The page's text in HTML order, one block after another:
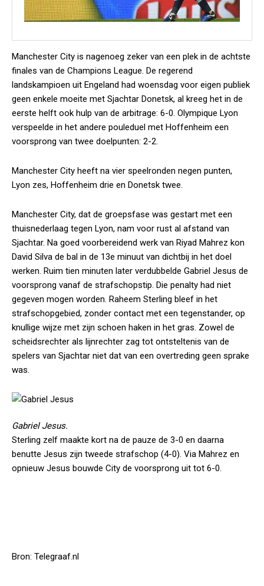
Manchester City is nagenoeg zeker van een plek in de achtste
finales van de Champions League. De regerend
landskampioen uit Engeland had woensdag voor eigen publiek
geen enkele moeite met Sjachtar Donetsk, al kreeg het in de
eerste helft ook hulp van de arbitrage: 6-0. Olympique Lyon
verspeelde in het andere pouleduel met Hoffenheim een
voorsprong van twee doelpunten: 2-2.
Manchester City heeft na vier speelronden negen punten,
Lyon zes, Hoffenheim drie en Donetsk twee.
Manchester City, dat de groepsfase was gestart met een
thuisnederlaag tegen Lyon, nam voor rust al afstand van
Sjachtar. Na goed voorbereidend werk van Riyad Mahrez kon
David Silva de bal in de 13e minuut van dichtbij in het doel
werken. Ruim tien minuten later verdubbelde Gabriel Jesus de
voorsprong vanaf de strafschopstip. Die penalty had niet
gegeven mogen worden. Raheem Sterling bleef in het
strafschopgebied, zonder contact met een tegenstander, op
knullige wijze met zijn schoen haken in het gras. Zowel de
scheidsrechter als lijnrechter zag tot ontsteltenis van de
spelers van Sjachtar niet dat van een overtreding geen sprake
was.
Gabriel Jesus.
Sterling zelf maakte kort na de pauze de 3-0 en daarna
benutte Jesus zijn tweede strafschop (4-0). Via Mahrez en
opnieuw Jesus bouwde City de voorsprong uit tot 6-0.
Bron: Telegraaf.nl